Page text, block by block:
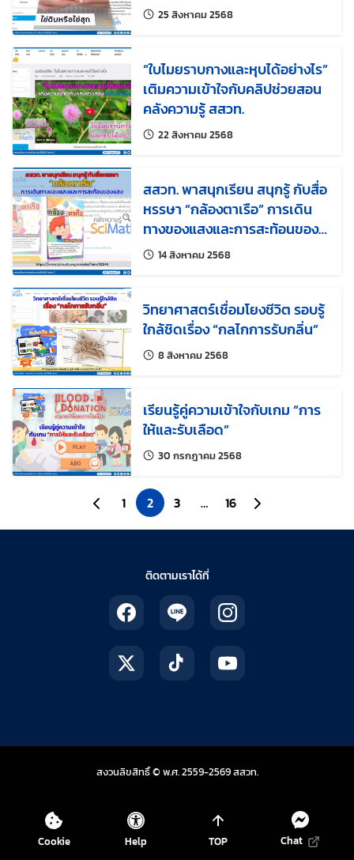
25 สิงหาคม 2568แก้ไขล่าสุดเมื่อ:
“ใบไมยราบกางและหุบได้อย่างไร”
เติมความเข้าใจกับคลิปช่วยสอน
คลังความรู้ สสวท.
22 สิงหาคม 2568แก้ไขล่าสุดเมื่อ:
สสวท. พาสนุกเรียน สนุกรู้ กับสื่อ
หรรษา “กล้องตาเรือ” การเดิน
ทางของแสงและการสะท้อนของ
แสง14 สิงหาคม 2568แก้ไขล่าสุดเมื่อ:
วิทยาศาสตร์เชื่อมโยงชีวิต รอบรู้
ใกล้ชิดเรื่อง “กลไกการรับกลิ่น”
8 สิงหาคม 2568แก้ไขล่าสุดเมื่อ:
เรียนรู้คู่ความเข้าใจกับเกม “การ
ให้และรับเลือด”
30 กรกฎาคม 2568แก้ไขล่าสุดเมื่อ:
ไปยังหน้าก่อนหน้า
1 2 3 … 16 ไปยังหน้าถัดไป
ติดตามเราได้ที่
สงวนลิขสิทธิ์ © พ.ศ. 2559-2569สสวท.สถาบันส่งเสริมการสอ
Cookie Help TOP Chat